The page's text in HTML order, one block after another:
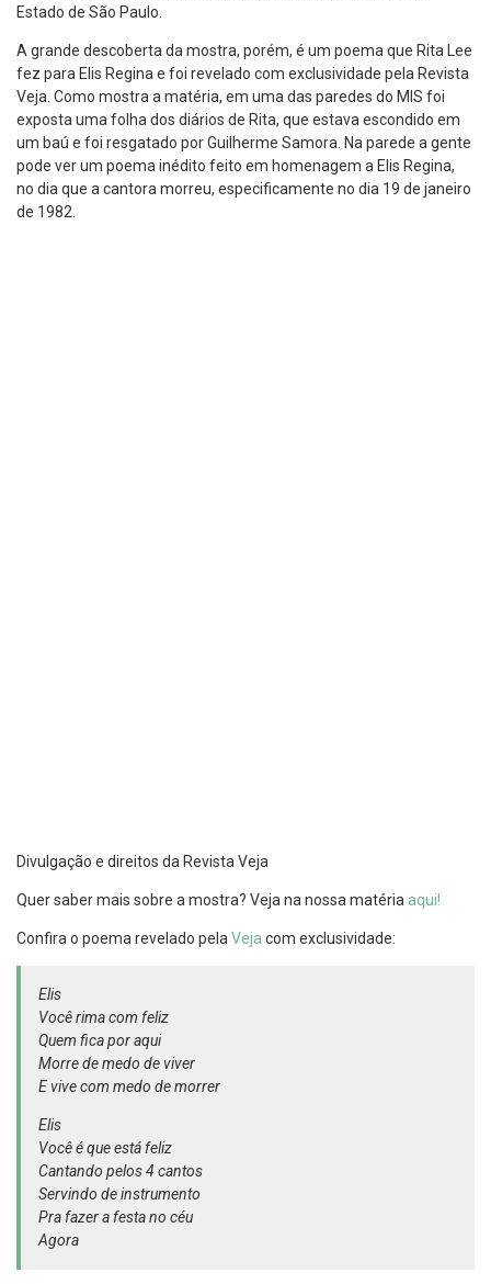
Estado de São Paulo.
A grande descoberta da mostra, porém, é um poema que Rita Lee
fez para Elis Regina e foi revelado com exclusividade pela Revista
Veja. Como mostra a matéria, em uma das paredes do MIS foi
exposta uma folha dos diários de Rita, que estava escondido em
um baú e foi resgatado por Guilherme Samora. Na parede a gente
pode ver um poema inédito feito em homenagem a Elis Regina,
no dia que a cantora morreu, especificamente no dia 19 de janeiro
de 1982.
Divulgação e direitos da Revista Veja
Quer saber mais sobre a mostra? Veja na nossa matéria aqui!
Confira o poema revelado pelaVejacom exclusividade:
Elis
Você rima com feliz
Quem fica por aqui
Morre de medo de viver
E vive com medo de morrer
Elis
Você é que está feliz
Cantando pelos 4 cantos
Servindo de instrumento
Pra fazer a festa no céu
Agora